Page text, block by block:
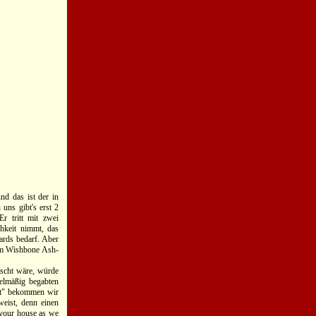
das ist der in
uns gibt's erst 2
Er tritt mit zwei
nimmt, das
bedarf. Aber
Wishbone Ash-
wäre, würde
begabten
bekommen wir
denn einen
house as we